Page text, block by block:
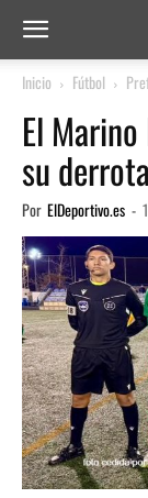
Inicio Fútbol
El
su
Por ElDeportivo.es -